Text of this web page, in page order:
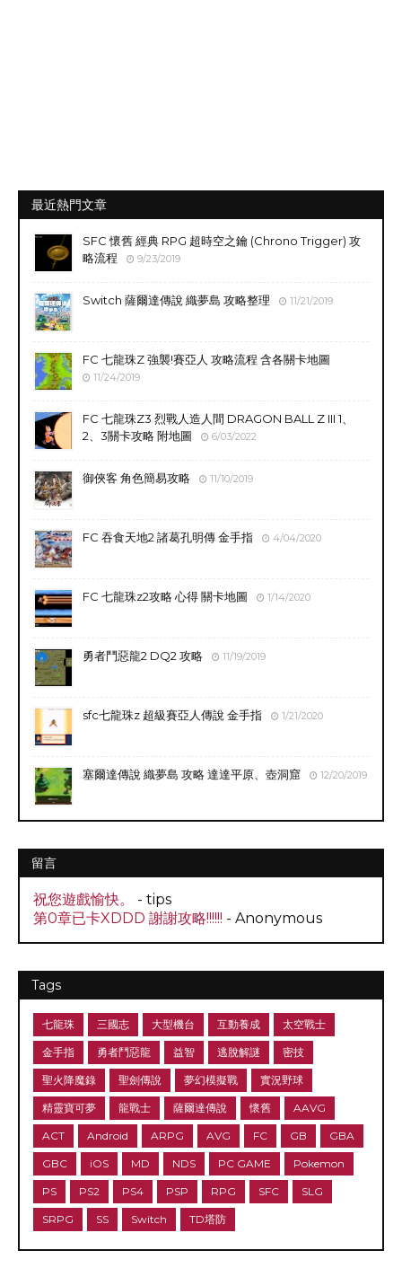
最近熱門文章
SFC 懷舊 經典 RPG 超時空之鑰 (Chrono Trigger) 攻
略流程
9/23/2019
Switch 薩爾達傳說 織夢島 攻略整理 11/21/2019
FC 七龍珠Z 強襲!賽亞人 攻略流程 含各關卡地圖
11/24/2019
FC 七龍珠Z3 烈戰人造人間 DRAGON BALL Z III 1、
2、3關卡攻略 附地圖
6/03/2022
御俠客 角色簡易攻略 11/10/2019
FC 吞食天地2 諸葛孔明傳 金手指 4/04/2020
FC 七龍珠z2攻略 心得 關卡地圖 1/14/2020
勇者鬥惡龍2 DQ2 攻略 11/19/2019
sfc七龍珠z 超級賽亞人傳說 金手指 1/21/2020
塞爾達傳說 織夢島 攻略 達達平原、壺洞窟 12/20/2019
留言
祝您遊戲愉快。
- tips
第0章已卡XDDD 謝謝攻略!!!!!! - Anonymous
Tags
七龍珠 三國志 大型機台 互動養成 太空戰士
金手指 勇者鬥惡龍 益智 逃脫解謎 密技
聖火降魔錄 聖劍傳說 夢幻模擬戰 實況野球
精靈寶可夢 龍戰士 薩爾達傳說 懷舊 AAVG
ACT Android ARPG AVG FC GB GBA
GBC iOS MD NDS PC GAME Pokemon
PS PS2 PS4 PSP RPG SFC SLG
SRPG SS Switch TD塔防